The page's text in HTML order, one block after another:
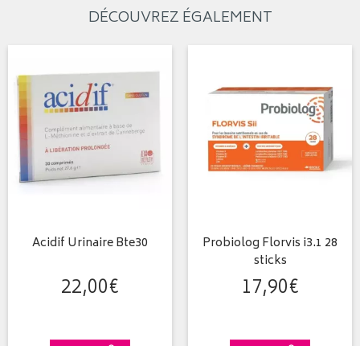
DÉCOUVREZ ÉGALEMENT
Acidif Urinaire Bte30
22,00€
Probiolog Florvis i3.1 28
sticks
17,90€